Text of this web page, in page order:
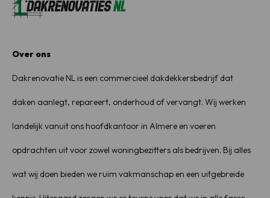
Over ons
Dakrenovatie NL is een commercieel dakdekkersbedrijf dat
daken aanlegt, repareert, onderhoud of vervangt. Wij werken
landelijk vanuit ons hoofdkantoor in Almere en voeren
opdrachten uit voor zowel woningbezitters als bedrijven. Bij alles
wat wij doen bieden we ruim vakmanschap en een uitgebreide